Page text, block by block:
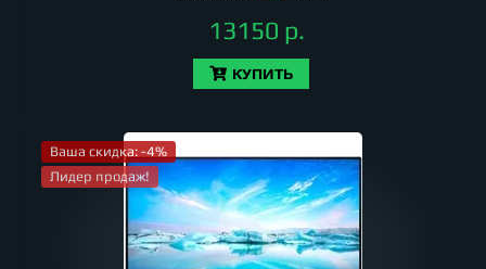
13150 р.
КУПИТЬ
Ваша скидка: -4%
Лидер продаж!